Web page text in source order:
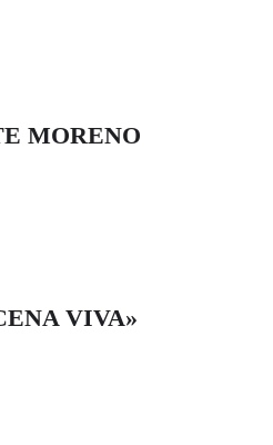
MORENO
VIVA»